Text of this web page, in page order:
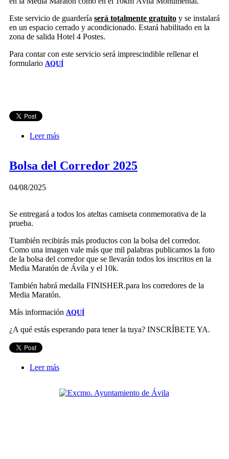
Este servicio de guardería será totalmente gratuito y se instalará
en un espacio cerrado y acondicionado. Estará habilitado en la
zona de salida Hotel 4 Postes.
Para contar con este servicio será imprescindible rellenar el
formulario AQUÍ
Leer más
Bolsa del Corredor 2025
04/08/2025
Se entregará a todos los ateltas camiseta conmemorativa de la
prueba.
Ttambién recibirás más productos con la bolsa del corredor.
Como una imagen vale más que mil palabras publicamos la foto
de la bolsa del corredor que se llevarán todos los inscritos en la
Media Maratón de Ávila y el 10k.
También habrá medalla FINISHER.para los corredores de la
Media Maratón.
Más información AQUÍ
¿A qué estás esperando para tener la tuya? INSCRÍBETE YA.
Leer más